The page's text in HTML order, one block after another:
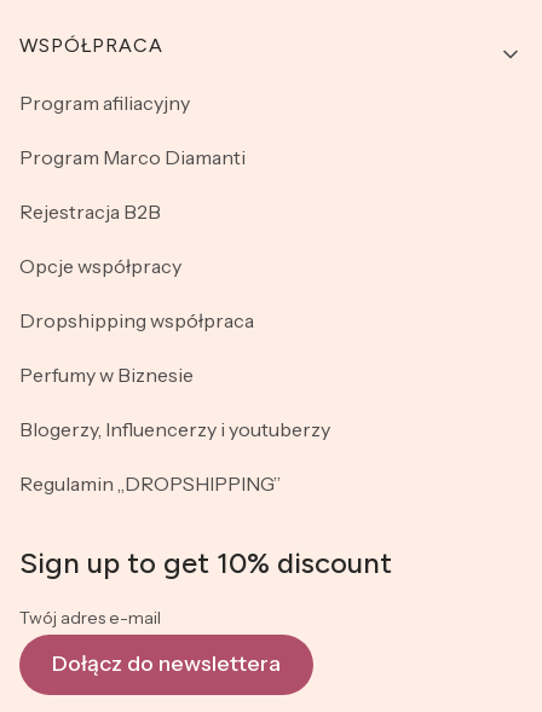
WSPÓŁPRACA
Program afiliacyjny
Program Marco Diamanti
Rejestracja B2B
Opcje współpracy
Dropshipping współpraca
Perfumy w Biznesie
Blogerzy, Influencerzy i youtuberzy
Regulamin „DROPSHIPPING”
Sign up to get 10% discount
Twój adres e-mail
Dołącz do newslettera